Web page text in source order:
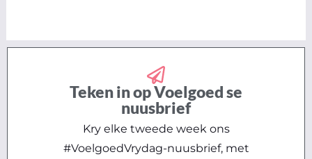
Teken in op Voelgoed se
nuusbrief
Kry elke tweede week ons
#VoelgoedVrydag-nuusbrief, met